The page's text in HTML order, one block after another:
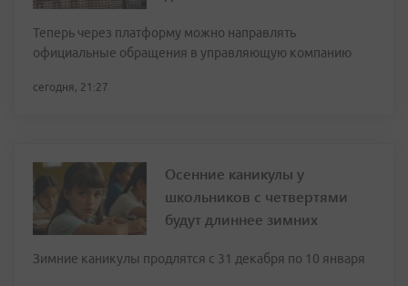
Теперь через платформу можно направлять
официальные обращения в управляющую компанию
сегодня, 21:27
Осенние каникулы у
школьников с четвертями
будут длиннее зимних
Зимние каникулы продлятся с 31 декабря по 10 января